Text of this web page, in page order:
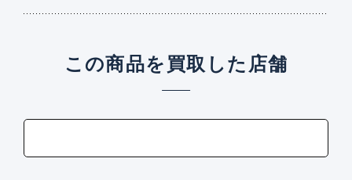
この商品を買取した店舗